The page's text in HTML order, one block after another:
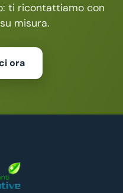
ti ricontattiamo con
misura.
ora